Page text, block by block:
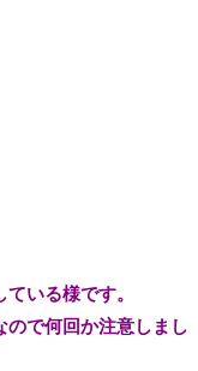
いる様です。
で何回か注意しまし